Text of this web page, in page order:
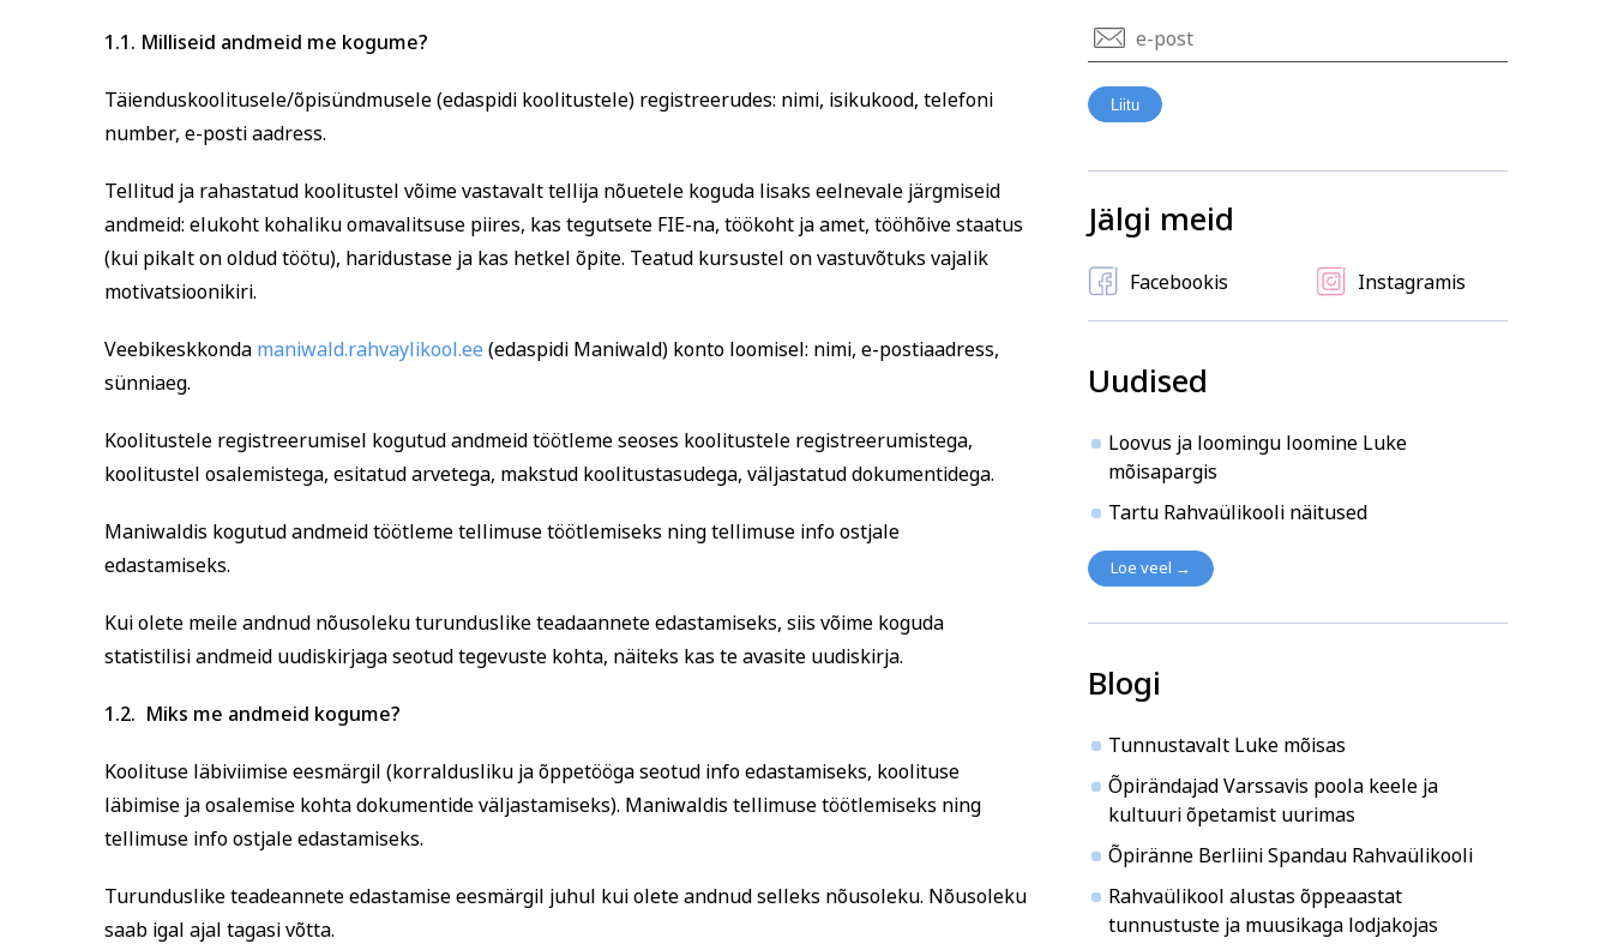
Tervis ja ilu Kultuur ja ühiskond
1.1. Milliseid andmeid me kogume?
Täienduskoolitusele/õpisündmusele (edaspidi koolitustele) registreerudes: nimi, isikukood, telefoni
number, e-posti aadress.
Tellitud ja rahastatud koolitustel võime vastavalt tellija nõuetele koguda lisaks eelnevale järgmiseid
andmeid: elukoht kohaliku omavalitsuse piires, kas tegutsete FIE-na, töökoht ja amet, tööhõive staatus
(kui pikalt on oldud töötu), haridustase ja kas hetkel õpite. Teatud kursustel on vastuvõtuks vajalik
motivatsioonikiri.
Veebikeskkonda maniwald.rahvaylikool.ee (edaspidi Maniwald) konto loomisel: nimi, e-postiaadress,
sünniaeg.
Koolitustele registreerumisel kogutud andmeid töötleme seoses koolitustele registreerumistega,
koolitustel osalemistega, esitatud arvetega, makstud koolitustasudega, väljastatud dokumentidega.
Maniwaldis kogutud andmeid töötleme tellimuse töötlemiseks ning tellimuse info ostjale
edastamiseks.
Kui olete meile andnud nõusoleku turunduslike teadaannete edastamiseks, siis võime koguda
statistilisi andmeid uudiskirjaga seotud tegevuste kohta, näiteks kas te avasite uudiskirja.
1.2. Miks me andmeid kogume?
Koolituse läbiviimise eesmärgil (korraldusliku ja õppetööga seotud info edastamiseks, koolituse
läbimise ja osalemise kohta dokumentide väljastamiseks). Maniwaldis tellimuse töötlemiseks ning
tellimuse info ostjale edastamiseks.
Turunduslike teadeannete edastamise eesmärgil juhul kui olete andnud selleks nõusoleku. Nõusoleku
saab igal ajal tagasi võtta.
Liitu
Jälgi meid
Facebookis Instagramis
Uudised
Loovus ja loomingu loomine Luke
mõisapargis
Tartu Rahvaülikooli näitused
Loe veel →
Blogi
Tunnustavalt Luke mõisas
Õpirändajad Varssavis poola keele ja
kultuuri õpetamist uurimas
Õpiränne Berliini Spandau Rahvaülikooli
Rahvaülikool alustas õppeaastat
tunnustuste ja muusikaga lodjakojas